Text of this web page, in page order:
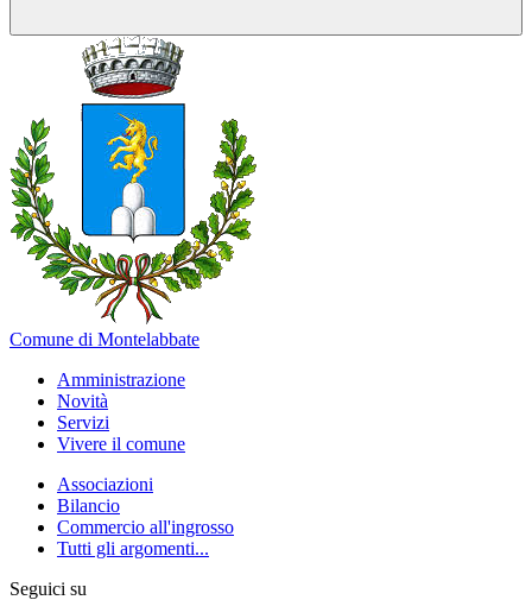
Comune di Montelabbate
Amministrazione
Novità
Servizi
Vivere il comune
Associazioni
Bilancio
Commercio all'ingrosso
Tutti gli argomenti...
Seguici su